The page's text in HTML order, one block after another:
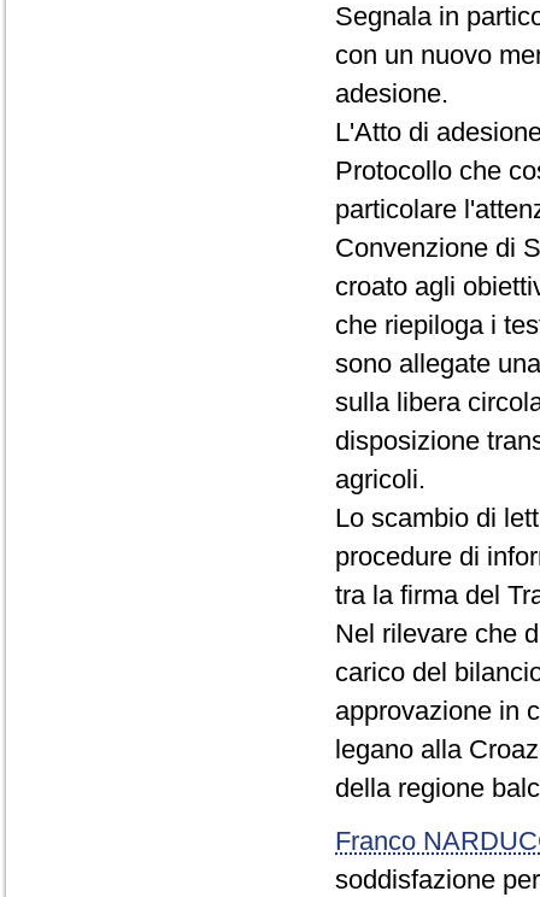
Segnala in
con un nuovo
adesione.
L'Atto di
Protocollo che
particolare
Convenzione di
croato agli
che riepiloga i
sono allegate
sulla libera
disposizione
agricoli.
Lo scambio di
procedure di
tra la firma del
Nel rilevare che
carico del
approvazione in
legano alla
della regione
Franco
soddisfazione